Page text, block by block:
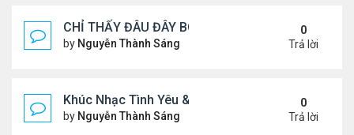
CHỈ THẤY ĐÂU ĐÂY BÓNG MỘT NGƯỜI
by Nguyễn Thành Sáng Thứ 4 Tháng 7 24, 2024 10:27
0
Trả lời
Khúc Nhạc Tình Yêu & Câu Chuyện Tình
by Nguyễn Thành Sáng Thứ 5 Tháng 1 25, 2024 2:03
0
Trả lời